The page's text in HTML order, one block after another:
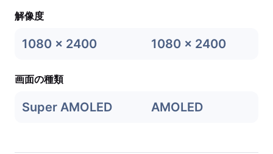
解像度
1080 x 2400 1080 x 2400
画面の種類
Super AMOLED AMOLED